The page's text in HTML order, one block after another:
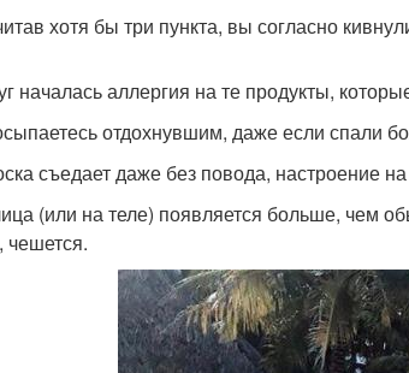
хотя бы три пункта, вы согласно
началась аллергия на те продукты,
отдохнувшим, даже если спали
съедает даже без повода, настроение
(или на теле) появляется больше, чем
чешется.